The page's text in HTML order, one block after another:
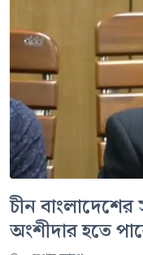
চীন
অংশীদার হতে